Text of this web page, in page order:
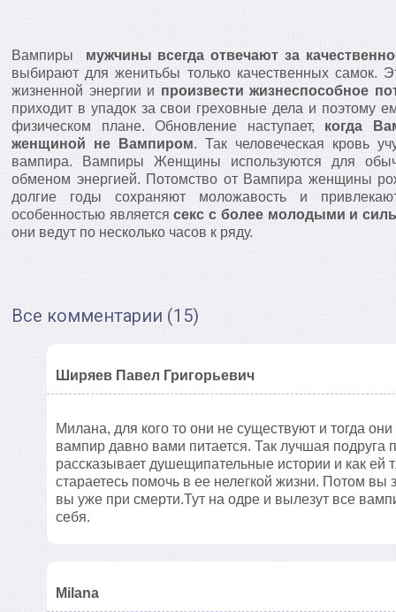
Вампиры мужчины всегда отвечают за
выбирают для женитьбы только качественных самок.
жизненной энергии и произвести жизнеспособное
приходит в упадок за свои греховные дела и поэтому
физическом плане. Обновление наступает, когда
женщиной не Вампиром. Так человеческая кровь
вампира. Вампиры Женщины используются для
обменом энергией. Потомство от Вампира женщины
долгие годы сохраняют моложавость и
особенностью являетсясекс с более молодыми и
они ведут по несколько часов к ряду.
Все комментарии (15)
Ширяев Павел Григорьевич
Милана, для кого то они не существуют и тогда
вампир давно вами питается. Так лучшая подруга
рассказывает душещипательные истории и как ей
стараетесь помочь в ее нелегкой жизни. Потом вы
вы уже при смерти.Тут на одре и вылезут все
себя.
Milana